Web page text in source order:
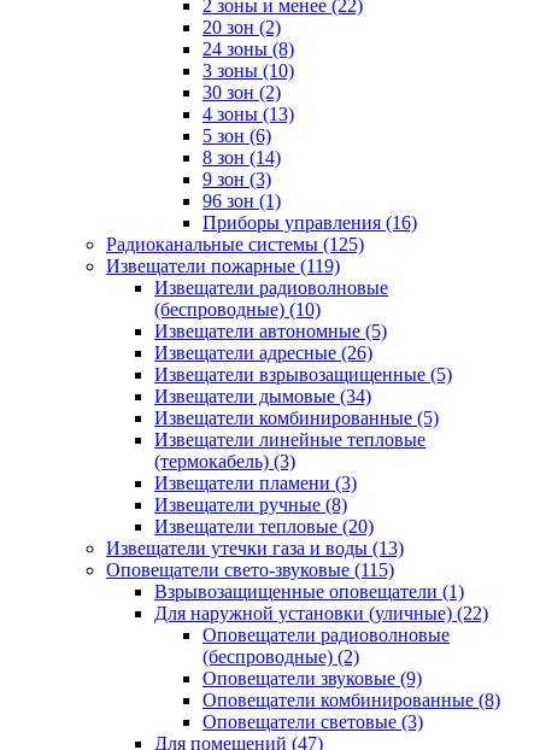
2 зоны и менее (22)
20 зон (2)
24 зоны (8)
3 зоны (10)
30 зон (2)
4 зоны (13)
5 зон (6)
8 зон (14)
9 зон (3)
96 зон (1)
Приборы управления (16)
Радиоканальные системы (125)
Извещатели пожарные (119)
Извещатели радиоволновые
(беспроводные) (10)
Извещатели автономные (5)
Извещатели адресные (26)
Извещатели взрывозащищенные (5)
Извещатели дымовые (34)
Извещатели комбинированные (5)
Извещатели линейные тепловые
(термокабель) (3)
Извещатели пламени (3)
Извещатели ручные (8)
Извещатели тепловые (20)
Извещатели утечки газа и воды (13)
Оповещатели свето-звуковые (115)
Взрывозащищенные оповещатели (1)
Для наружной установки (уличные) (22)
Оповещатели радиоволновые
(беспроводные) (2)
Оповещатели звуковые (9)
Оповещатели комбинированные (8)
Оповещатели световые (3)
Для помещений (47)